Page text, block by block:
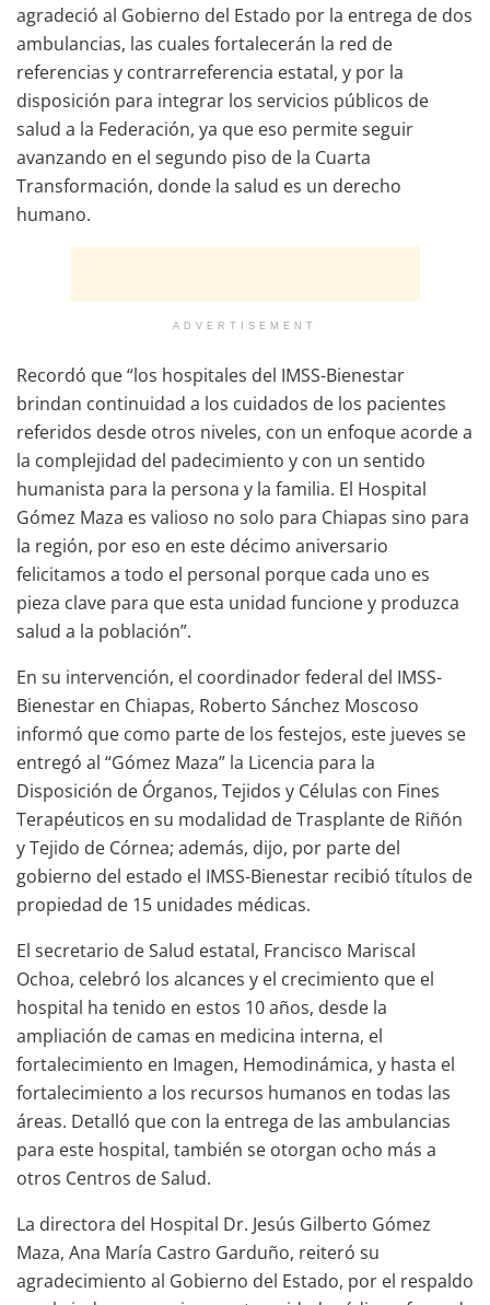
agradeció al Gobierno del Estado por la entrega de dos
ambulancias, las cuales fortalecerán la red de
referencias y contrarreferencia estatal, y por la
disposición para integrar los servicios públicos de
salud a la Federación, ya que eso permite seguir
avanzando en el segundo piso de la Cuarta
Transformación, donde la salud es un derecho
humano.
ADVERTISEMENT
Recordó que “los hospitales del IMSS-Bienestar
brindan continuidad a los cuidados de los pacientes
referidos desde otros niveles, con un enfoque acorde a
la complejidad del padecimiento y con un sentido
humanista para la persona y la familia. El Hospital
Gómez Maza es valioso no solo para Chiapas sino para
la región, por eso en este décimo aniversario
felicitamos a todo el personal porque cada uno es
pieza clave para que esta unidad funcione y produzca
salud a la población”.
En su intervención, el coordinador federal del IMSS-
Bienestar en Chiapas, Roberto Sánchez Moscoso
informó que como parte de los festejos, este jueves se
entregó al “Gómez Maza” la Licencia para la
Disposición de Órganos, Tejidos y Células con Fines
Terapéuticos en su modalidad de Trasplante de Riñón
y Tejido de Córnea; además, dijo, por parte del
gobierno del estado el IMSS-Bienestar recibió títulos de
propiedad de 15 unidades médicas.
El secretario de Salud estatal, Francisco Mariscal
Ochoa, celebró los alcances y el crecimiento que el
hospital ha tenido en estos 10 años, desde la
ampliación de camas en medicina interna, el
fortalecimiento en Imagen, Hemodinámica, y hasta el
fortalecimiento a los recursos humanos en todas las
áreas. Detalló que con la entrega de las ambulancias
para este hospital, también se otorgan ocho más a
otros Centros de Salud.
La directora del Hospital Dr. Jesús Gilberto Gómez
Maza, Ana María Castro Garduño, reiteró su
agradecimiento al Gobierno del Estado, por el respaldo